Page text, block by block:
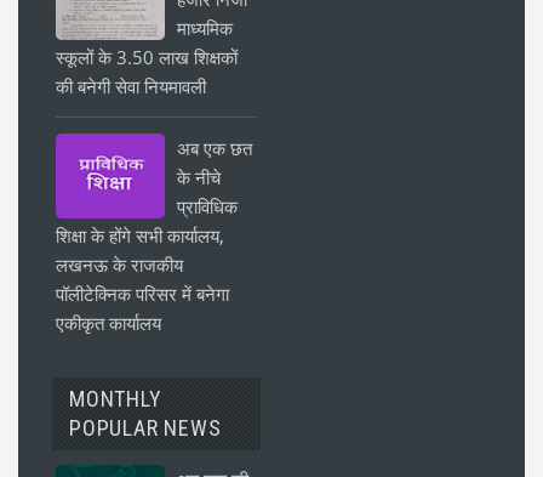
माध्यमिक
स्कूलों के 3.50 लाख शिक्षकों
की बनेगी सेवा नियमावली
अब एक छत
के नीचे
प्राविधिक
शिक्षा के होंगे सभी कार्यालय,
लखनऊ के राजकीय
पॉलीटेक्निक परिसर में बनेगा
एकीकृत कार्यालय
MONTHLY
POPULAR NEWS